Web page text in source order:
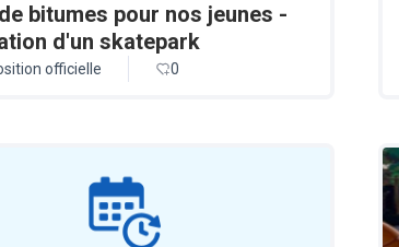
bitumes pour nos jeunes -
d'un skatepark
officielle 0